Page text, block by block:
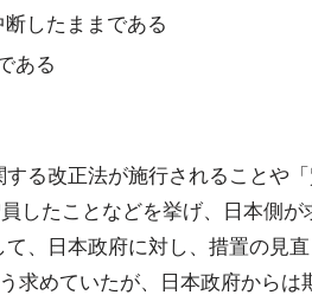
したままである
ある
る改正法が施行されることや「
したことなどを挙げ、日本側が
、日本政府に対し、措置の見
求めていたが、日本政府からは